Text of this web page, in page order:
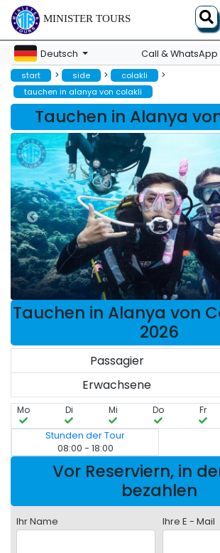
MINISTER TOURS
Deutsch Call & WhatsApp
start > side > colakli >
tauchen in alanya von colakli
Tauchen in Alanya
Tauchen in Alanya von
2026
Passagier
Erwachsene
Mo Di Mi Do Fr
Stunden der Tour
08:00 - 18:00
Vor Reserviern, in
bezahlen
Ihr Name Ihre E - Mail